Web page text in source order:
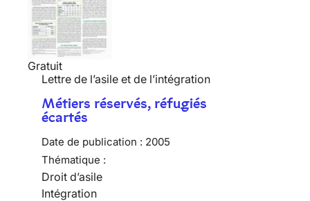
Gratuit
Lettre de l’asile et de l’intégration
Métiers réservés, réfugiés
écartés
Date de publication : 2005
Thématique :
Droit d’asile
Intégration